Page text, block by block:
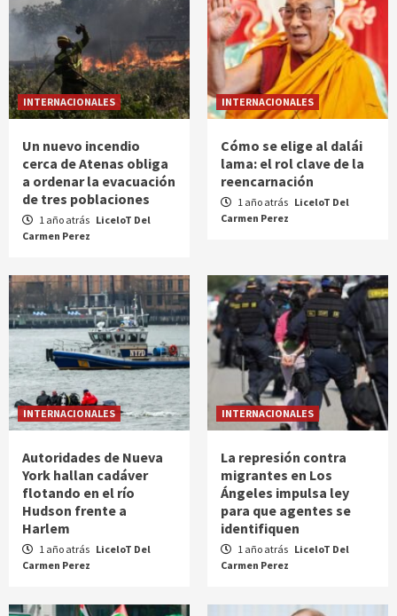
INTERNACIONALES
Un nuevo incendio
cerca de Atenas obliga
a ordenar la evacuación
de tres poblaciones
1 año atrás LiceloT Del
Carmen Perez
INTERNACIONALES
Cómo se elige al dalái
lama: el rol clave de la
reencarnación
1 año atrás LiceloT Del
Carmen Perez
INTERNACIONALES
Autoridades de Nueva
York hallan cadáver
flotando en el río
Hudson frente a
Harlem
1 año atrás LiceloT Del
Carmen Perez
INTERNACIONALES
La represión contra
migrantes en Los
Ángeles impulsa ley
para que agentes se
identifiquen
1 año atrás LiceloT Del
Carmen Perez